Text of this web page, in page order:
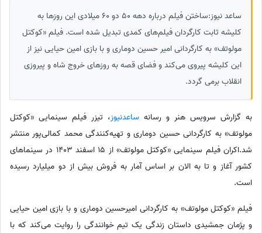
ساعد نیوز:ساختن فیلم درباره دهه 50 دو 60 میلادی این روز‌ها به
کلیشه ثابت کارگردان فیلم‌های کمدی تبدیل شده است. فیلم «کوکتل
مولوتف» به کارگردانی امیر حسین دوماری و با بازی امین حیایی نیز از
این کلیشه پیروی می‌کند و فضای قصه به روز‌های خروج شاه و پیروزی
انقلاب برمی گردد.
به گزارش سرویس هنر و رسانه ساعدنیوز، تیزر فیلم سینمایی «کوکتل
مولوتف» به کارگردانی حسین دوماری و تهیه‌کنندگی محمد کمالی‌پور منتشر
شد.اکران فیلم سینمایی «کوکتل مولوتف» از 15 اسفند 1403 در سینما‌های
کشور آغاز و تا به الان بر اساس آمار به فروش بیش از دو میلیارد رسیده
است.
فیلم «کوکتل مولوتف» به کارگردانی امیرحسین دوماری و با بازی امین حیایی
و پژمان جمشیدی داستان زندگی یک تیم خوانندگی را روایت می‌کند که با